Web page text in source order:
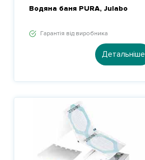
Водяна баня PURA, Julabo
Гарантія від виробника
Детальніше